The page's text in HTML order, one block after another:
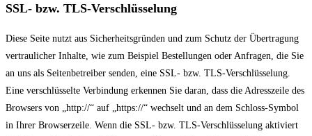
SSL- bzw. TLS-Verschlüsselung
Diese Seite nutzt aus Sicherheitsgründen und zum Schutz der Übertragung
vertraulicher Inhalte, wie zum Beispiel Bestellungen oder Anfragen, die Sie
an uns als Seitenbetreiber senden, eine SSL- bzw. TLS-Verschlüsselung.
Eine verschlüsselte Verbindung erkennen Sie daran, dass die Adresszeile des
Browsers von „http://“ auf „https://“ wechselt und an dem Schloss-Symbol
in Ihrer Browserzeile. Wenn die SSL- bzw. TLS-Verschlüsselung aktiviert